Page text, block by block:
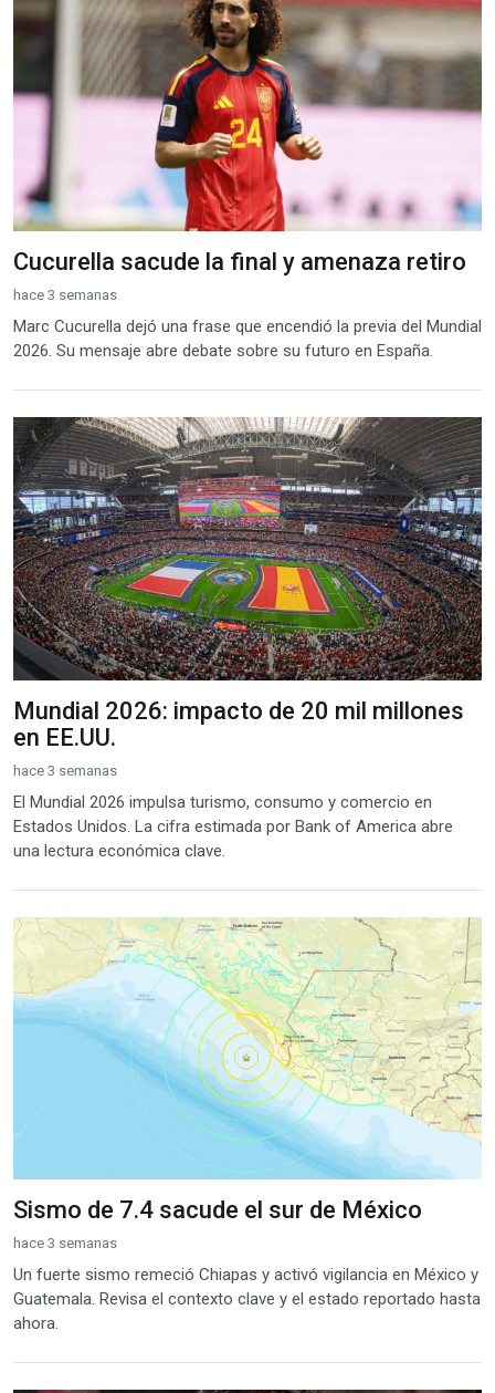
Cucurella sacude la final y amenaza retiro
hace 3 semanas
Marc Cucurella dejó una frase que encendió la previa del Mundial
2026. Su mensaje abre debate sobre su futuro en España.
Mundial 2026: impacto de 20 mil millones
en EE.UU.
hace 3 semanas
El Mundial 2026 impulsa turismo, consumo y comercio en
Estados Unidos. La cifra estimada por Bank of America abre
una lectura económica clave.
Sismo de 7.4 sacude el sur de México
hace 3 semanas
Un fuerte sismo remeció Chiapas y activó vigilancia en México y
Guatemala. Revisa el contexto clave y el estado reportado hasta
ahora.